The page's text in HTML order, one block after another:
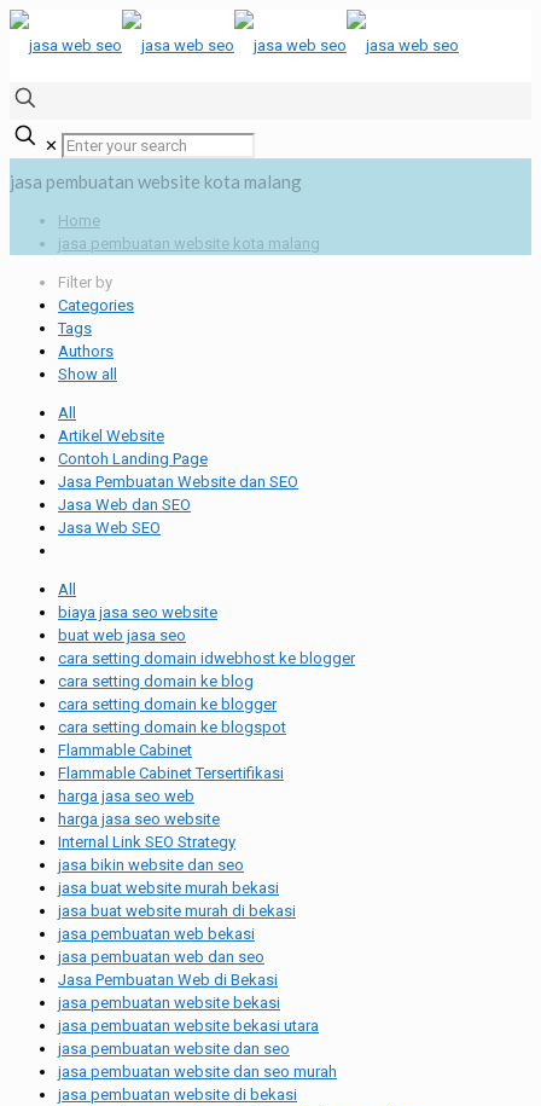
✕
jasa pembuatan website kota malang
Home
jasa pembuatan website kota malang
Filter by
Categories
Tags
Authors
Show all
All
Artikel Website
Contoh Landing Page
Jasa Pembuatan Website dan SEO
Jasa Web dan SEO
Jasa Web SEO
All
biaya jasa seo website
buat web jasa seo
cara setting domain idwebhost ke blogger
cara setting domain ke blog
cara setting domain ke blogger
cara setting domain ke blogspot
Flammable Cabinet
Flammable Cabinet Tersertifikasi
harga jasa seo web
harga jasa seo website
Internal Link SEO Strategy
jasa bikin website dan seo
jasa buat website murah bekasi
jasa buat website murah di bekasi
jasa pembuatan web bekasi
jasa pembuatan web dan seo
Jasa Pembuatan Web di Bekasi
jasa pembuatan website bekasi
jasa pembuatan website bekasi utara
jasa pembuatan website dan seo
jasa pembuatan website dan seo murah
jasa pembuatan website di bekasi